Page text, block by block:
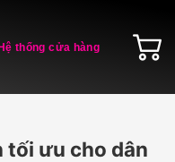
thống cửa hàng
tối ưu cho dân